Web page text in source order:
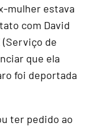
mulher estava
com David
de
que ela
foi deportada
ter pedido ao